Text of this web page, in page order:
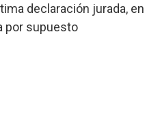
declaración jurada, en
por supuesto